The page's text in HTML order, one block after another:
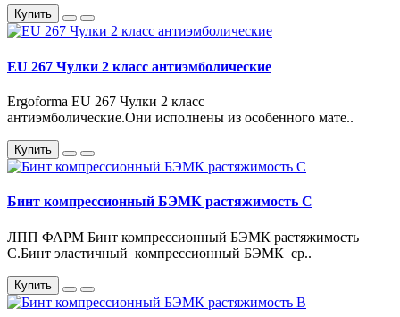
Купить
EU 267 Чулки 2 класс антиэмболические
Ergoforma EU 267 Чулки 2 класс
антиэмболические.Они исполнены из особенного мате..
Купить
Бинт компрессионный БЭМК растяжимость C
ЛПП ФАРМ Бинт компрессионный БЭМК растяжимость
C.Бинт эластичный компрессионный БЭМК ср..
Купить